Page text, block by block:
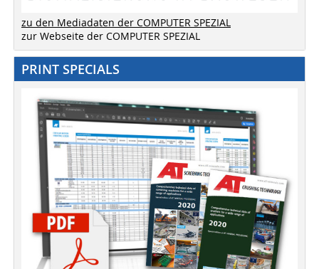
zu den Mediadaten der COMPUTER SPEZIAL
zur Webseite der COMPUTER SPEZIAL
PRINT SPECIALS